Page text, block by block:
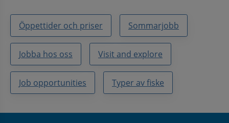
Öppettider och priser Sommarjobb
Jobba hos oss Visit and explore
Job opportunities Typer av fiske